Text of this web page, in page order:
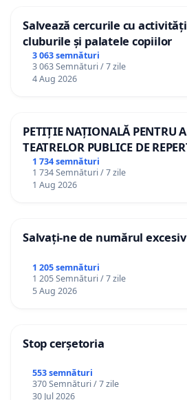
Salvează cercurile cu
cluburile și palatele copiilor
3 063 semnături
3 063 Semnături / 7 zile
4 Aug 2026
PETIȚIE NAȚIONALĂ PENTRU
TEATRELOR PUBLICE DE
ROMÂNIA
1 734 semnături
1 734 Semnături / 7 zile
1 Aug 2026
Salvați-ne de numărul
1 205 semnături
1 205 Semnături / 7 zile
5 Aug 2026
Stop cerșetoria
553 semnături
370 Semnături / 7 zile
30 Jul 2026